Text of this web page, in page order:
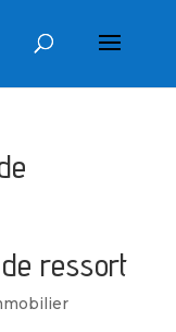
ressort